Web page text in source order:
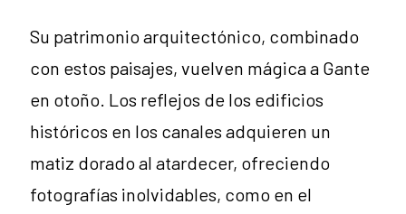
Su patrimonio arquitectónico, combinado
con estos paisajes, vuelven mágica a Gante
en otoño. Los reflejos de los edificios
históricos en los canales adquieren un
matiz dorado al atardecer, ofreciendo
fotografías inolvidables, como en el